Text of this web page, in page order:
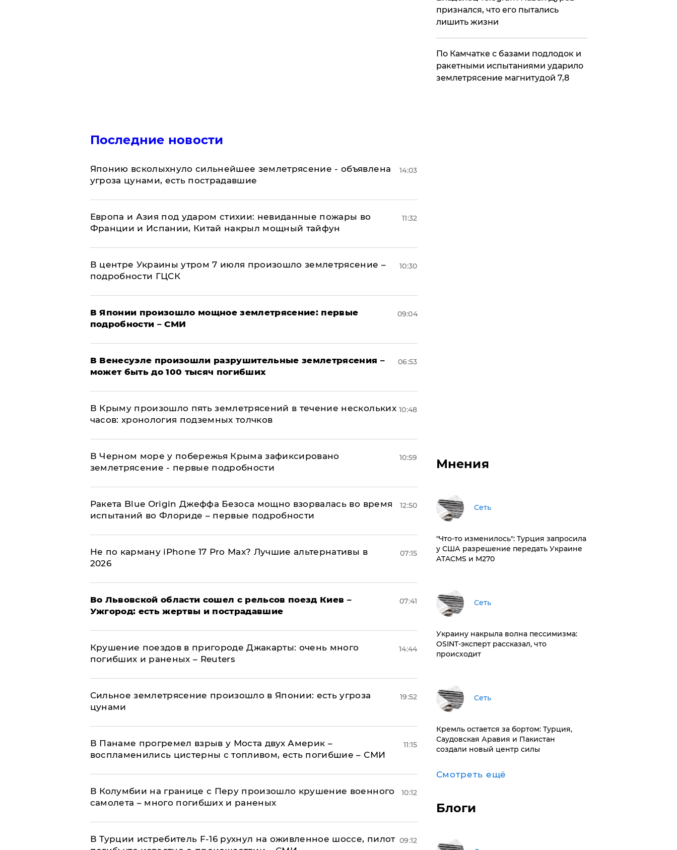
Последние новости
Японию всколыхнуло сильнейшее землетрясение - объявлена
угроза цунами, есть пострадавшие
14:03
Европа и Азия под ударом стихии: невиданные пожары во
Франции и Испании, Китай накрыл мощный тайфун
11:32
В центре Украины утром 7 июля произошло землетрясение –
подробности ГЦСК
10:30
В Японии произошло мощное землетрясение: первые
подробности – СМИ
09:04
В Венесуэле произошли разрушительные землетрясения –
может быть до 100 тысяч погибших
06:53
В Крыму произошло пять землетрясений в течение нескольких
часов: хронология подземных толчков
10:48
В Черном море у побережья Крыма зафиксировано
землетрясение - первые подробности
10:59
Ракета Blue Origin Джеффа Безоса мощно взорвалась во время
испытаний во Флориде – первые подробности
12:50
Не по карману iPhone 17 Pro Max? Лучшие альтернативы в
2026
07:15
Во Львовской области сошел с рельсов поезд Киев –
Ужгород: есть жертвы и пострадавшие
07:41
Крушение поездов в пригороде Джакарты: очень много
погибших и раненых – Reuters
14:44
Сильное землетрясение произошло в Японии: есть угроза
цунами
19:52
В Панаме прогремел взрыв у Моста двух Америк –
воспламенились цистерны с топливом, есть погибшие – СМИ
11:15
В Колумбии на границе с Перу произошло крушение военного
самолета – много погибших и раненых
10:12
В Турции истребитель F-16 рухнул на оживленное шоссе, пилот 09:12
признался, что его пытались
лишить жизни
По Камчатке с базами подлодок и
ракетными испытаниями ударило
землетрясение магнитудой 7,8
Мнения
Сеть
​"Что-то изменилось": Турция запросила
у США разрешение передать Украине
ATACMS и M270
Сеть
​Украину накрыла волна пессимизма:
OSINT-эксперт рассказал, что
происходит
Сеть
​Кремль остается за бортом: Турция,
Саудовская Аравия и Пакистан
создали новый центр силы
Смотреть ещё
Блоги